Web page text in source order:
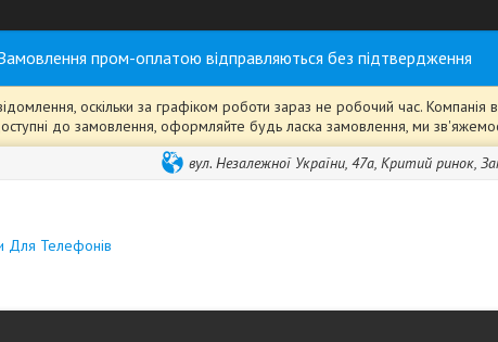
пром-оплатою відправляються без підтвердження
оскільки за графіком роботи зараз не робочий час. Компанія
доступні до замовлення, оформляйте будь ласка замовлення, ми
вул. Незалежної України, 47а, Критий ринок,
Для Телефонів